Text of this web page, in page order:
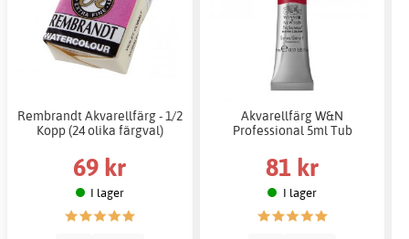
Rembrandt Akvarellfärg - 1/2
Kopp (24 olika färgval)
69 kr
I lager
Akvarellfärg W&N
Professional 5ml Tub
81 kr
I lager